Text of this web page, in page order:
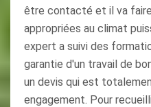
être contacté et il va
appropriées au climat
expert a suivi des
garantie d'un travail de
un devis qui est
engagement. Pour